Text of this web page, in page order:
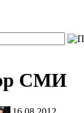
СМИ